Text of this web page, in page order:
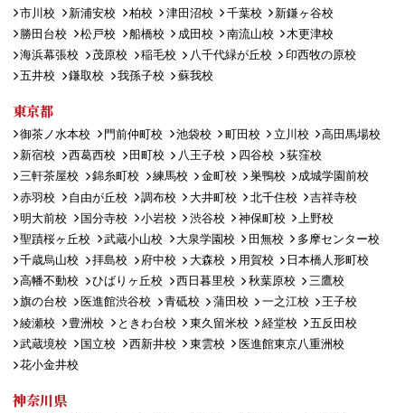
市川校 新浦安校 柏校 津田沼校 千葉校
新鎌ヶ谷校
勝田台校
松戸校 船橋校 成田校 南流山校
木更津校
海浜幕張校
茂原校 稲毛校 八千代緑が丘校
印西牧の原校
五井校
鎌取校 我孫子校 蘇我校
東京都
御茶ノ水本校 門前仲町校 池袋校 町田校 立川校
高田馬場校
新宿校
西葛西校 田町校 八王子校 四谷校
荻窪校
三軒茶屋校
錦糸町校 練馬校 金町校 巣鴨校
成城学園前校
赤羽校
自由が丘校 調布校 大井町校 北千住校
吉祥寺校
明大前校
国分寺校 小岩校 渋谷校 神保町校
上野校
聖蹟桜ヶ丘校
武蔵小山校 大泉学園校 田無校
多摩センター校
千歳烏山校
拝島校 府中校 大森校 用賀校
日本橋人形町校
高幡不動校
ひばりヶ丘校 西日暮里校 秋葉原校
三鷹校
旗の台校
医進館渋谷校 青砥校 蒲田校 一之江校
王子校
綾瀬校
豊洲校 ときわ台校 東久留米校 経堂校
五反田校
武蔵境校
国立校 西新井校 東雲校
医進館東京八重洲校
花小金井校
神奈川県